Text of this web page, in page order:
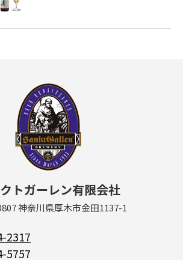
トガーレン有限会社
神奈川県厚木市金田1137-1
2317
5757